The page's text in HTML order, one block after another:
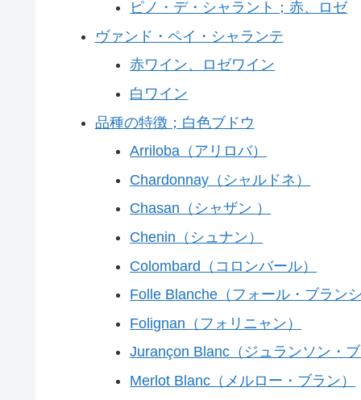
ピノ・デ・シャラント；赤、ロゼ
ヴァンド・ペイ・シャランテ
赤ワイン、ロゼワイン
白ワイン
品種の特徴；白色ブドウ
Arriloba（アリロバ）
Chardonnay（シャルドネ）
Chasan（シャザン ）
Chenin（シュナン）
Colombard（コロンバール）
Folle Blanche（フォール・ブランシ
Folignan（フォリニャン）
Jurançon Blanc（ジュランソン・ブ
Merlot Blanc（メルロー・ブラン）